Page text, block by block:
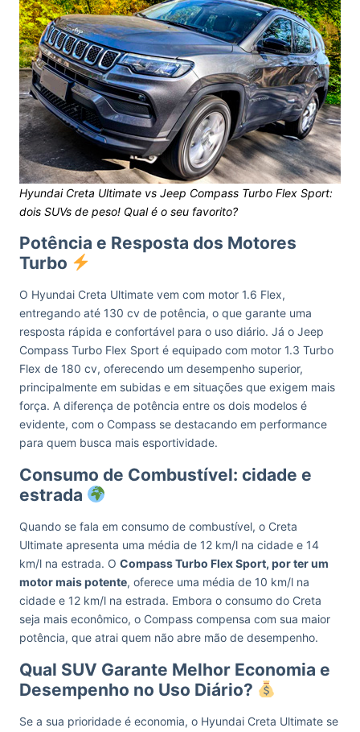
Hyundai Creta Ultimate vs Jeep Compass Turbo Flex Sport:
dois SUVs de peso! Qual é o seu favorito?
Potência e Resposta dos Motores
Turbo
O Hyundai Creta Ultimate vem com motor 1.6 Flex,
entregando até 130 cv de potência, o que garante uma
resposta rápida e confortável para o uso diário. Já o Jeep
Compass Turbo Flex Sport é equipado com motor 1.3 Turbo
Flex de 180 cv, oferecendo um desempenho superior,
principalmente em subidas e em situações que exigem mais
força. A diferença de potência entre os dois modelos é
evidente, com o Compass se destacando em performance
para quem busca mais esportividade.
Consumo de Combustível: cidade e
estrada
Quando se fala em consumo de combustível, o Creta
Ultimate apresenta uma média de 12 km/l na cidade e 14
km/l na estrada. O Compass Turbo Flex Sport, por ter um
motor mais potente, oferece uma média de 10 km/l na
cidade e 12 km/l na estrada. Embora o consumo do Creta
seja mais econômico, o Compass compensa com sua maior
potência, que atrai quem não abre mão de desempenho.
Qual SUV Garante Melhor Economia e
Desempenho no Uso Diário?
Se a sua prioridade é economia, o Hyundai Creta Ultimate se